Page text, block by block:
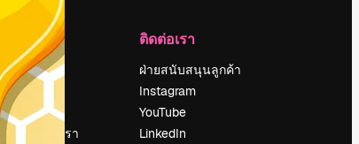
บริษัท
ราคา
เกี่ยวกับเรา
รีวิว
ร่วมงานกับเรา
ติดต่อเรา
ฝ่ายสนับสนุนลูกค้า
Instagram
YouTube
LinkedIn